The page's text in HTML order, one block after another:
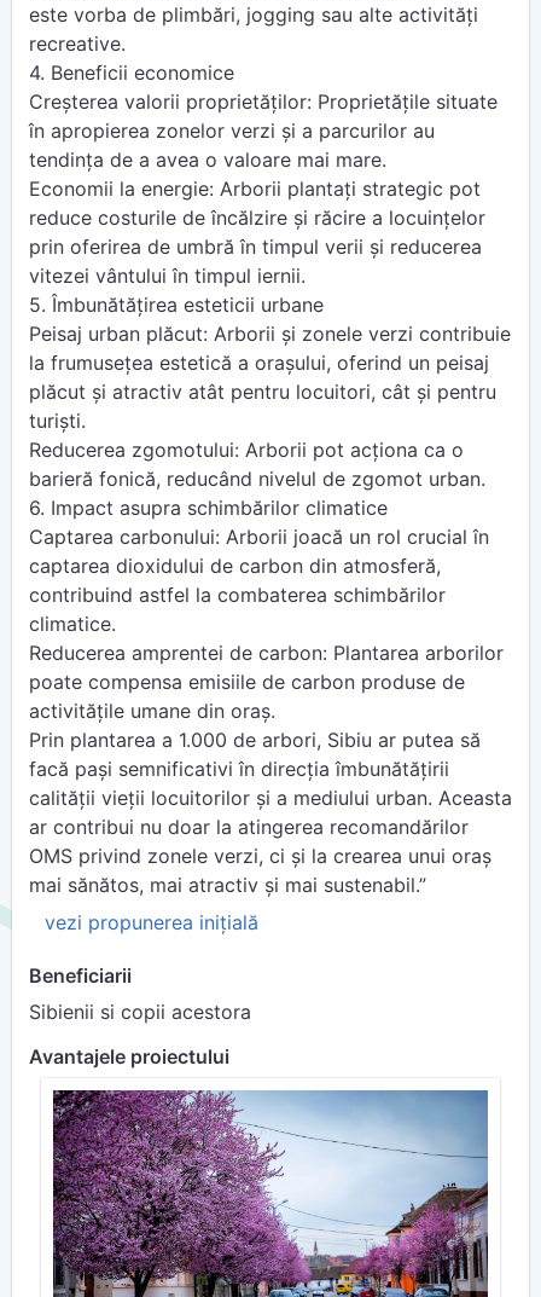
este vorba de plimbări, jogging sau alte activități
recreative.
4. Beneficii economice
Creșterea valorii proprietăților: Proprietățile situate
în apropierea zonelor verzi și a parcurilor au
tendința de a avea o valoare mai mare.
Economii la energie: Arborii plantați strategic pot
reduce costurile de încălzire și răcire a locuințelor
prin oferirea de umbră în timpul verii și reducerea
vitezei vântului în timpul iernii.
5. Îmbunătățirea esteticii urbane
Peisaj urban plăcut: Arborii și zonele verzi contribuie
la frumusețea estetică a orașului, oferind un peisaj
plăcut și atractiv atât pentru locuitori, cât și pentru
turiști.
Reducerea zgomotului: Arborii pot acționa ca o
barieră fonică, reducând nivelul de zgomot urban.
6. Impact asupra schimbărilor climatice
Captarea carbonului: Arborii joacă un rol crucial în
captarea dioxidului de carbon din atmosferă,
contribuind astfel la combaterea schimbărilor
climatice.
Reducerea amprentei de carbon: Plantarea arborilor
poate compensa emisiile de carbon produse de
activitățile umane din oraș.
Prin plantarea a 1.000 de arbori, Sibiu ar putea să
facă pași semnificativi în direcția îmbunătățirii
calității vieții locuitorilor și a mediului urban. Aceasta
ar contribui nu doar la atingerea recomandărilor
OMS privind zonele verzi, ci și la crearea unui oraș
mai sănătos, mai atractiv și mai sustenabil.”
vezi propunerea inițială
Beneficiarii
Sibienii si copii acestora
Avantajele proiectului